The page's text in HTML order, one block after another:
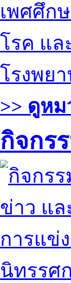
เพศศึก
โรค แ
โรงพย
>> ดูห
กิจกร
ข่าว แ
การแข่
นิทรรศ